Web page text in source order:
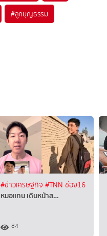
#ลูกบุญธรรม
#ข่าวเศรษฐกิจ #TNN ช่อง16
หมอแทน เดินหน้าส…
84